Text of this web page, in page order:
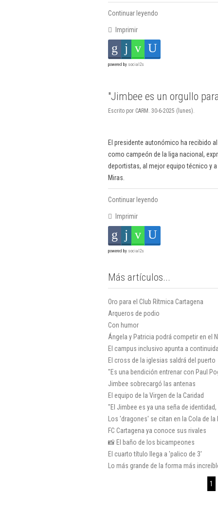
Continuar leyendo
Imprimir
powered by social2s
"Jimbee es un orgullo
Escrito por CARM. 30-6-2025 (lunes).
El presidente autonómico ha recibido
como campeón de la liga nacional,
deportistas, al mejor equipo técnico y
Miras.
Continuar leyendo
Imprimir
powered by social2s
Más artículos...
Oro para el Club Rítmica Cartagena
Arqueros de podio
Con humor
Ángela y Patricia podrá competir en el
El campus inclusivo apunta a
El cross de la iglesias saldrá del puerto
"Es una bendición entrenar con Paul
Jimbee sobrecargó las antenas
El equipo de la Virgen de la Caridad
"El Jimbee es ya una seña de
Los 'dragones' se citan en la Cola de la
FC Cartagena ya conoce sus rivales
📸 El baño de los bicampeones
El cuarto título llega a 'palico de 3'
Lo más grande de la forma más
1